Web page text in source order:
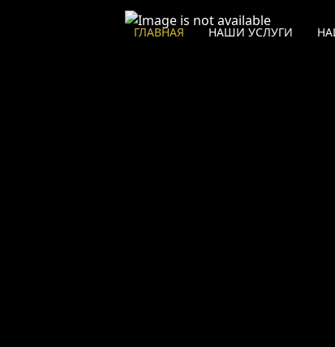
ГЛАВНАЯ НАШИ УСЛУГИ